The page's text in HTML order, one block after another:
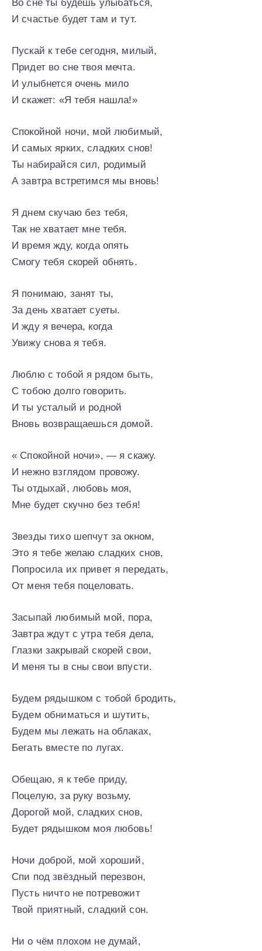
Во сне ты будешь улыбаться,
И счастье будет там и тут.
Пускай к тебе сегодня, милый,
Придет во сне твоя мечта.
И улыбнется очень мило
И скажет: «Я тебя нашла!»
Спокойной ночи, мой любимый,
И самых ярких, сладких снов!
Ты набирайся сил, родимый
А завтра встретимся мы вновь!
Я днем скучаю без тебя,
Так не хватает мне тебя.
И время жду, когда опять
Смогу тебя скорей обнять.
Я понимаю, занят ты,
За день хватает суеты.
И жду я вечера, когда
Увижу снова я тебя.
Люблю с тобой я рядом быть,
С тобою долго говорить.
И ты усталый и родной
Вновь возвращаешься домой.
« Спокойной ночи», — я скажу.
И нежно взглядом провожу.
Ты отдыхай, любовь моя,
Мне будет скучно без тебя!
Звезды тихо шепчут за окном,
Это я тебе желаю сладких снов,
Попросила их привет я передать,
От меня тебя поцеловать.
Засыпай любимый мой, пора,
Завтра ждут с утра тебя дела,
Глазки закрывай скорей свои,
И меня ты в сны свои впусти.
Будем рядышком с тобой бродить,
Будем обниматься и шутить,
Будем мы лежать на облаках,
Бегать вместе по лугах.
Обещаю, я к тебе приду,
Поцелую, за руку возьму,
Дорогой мой, сладких снов,
Будет рядышком моя любовь!
Ночи доброй, мой хороший,
Спи под звёздный перезвон,
Пусть ничто не потревожит
Твой приятный, сладкий сон.
Ни о чём плохом не думай,